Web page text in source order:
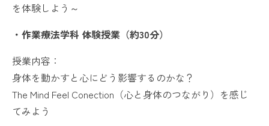
を体験しよう～
・作業療法学科 体験授業（約30分）
授業内容：
身体を動かすと心にどう影響するのかな？
The Mind Feel Conection（心と身体のつながり）を感じ
てみよう